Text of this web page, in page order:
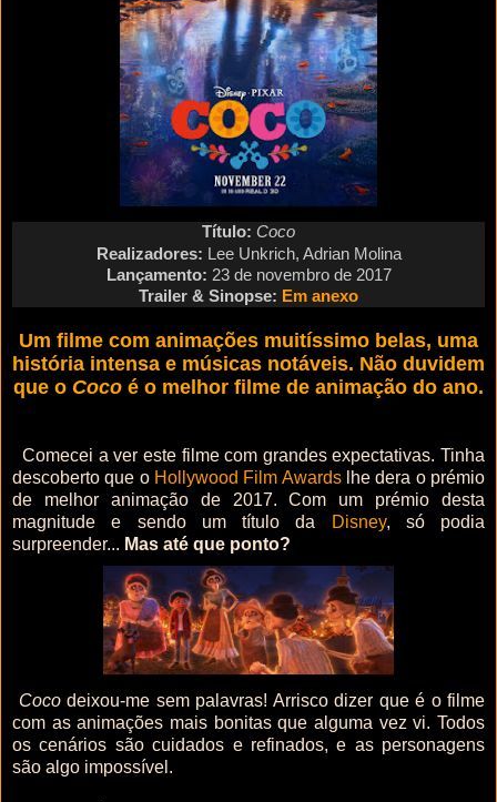
Título: Coco
Realizadores: Lee Unkrich, Adrian Molina
Lançamento: 23 de novembro de 2017
Trailer & Sinopse: Em anexo
Um filme com animações muitíssimo belas, uma
história intensa e músicas notáveis. Não duvidem
que o Coco é o melhor filme de animação do ano.
Comecei a ver este filme com grandes expectativas. Tinha
descoberto que o Hollywood Film Awards lhe dera o prémio
de melhor animação de 2017. Com um prémio desta
magnitude e sendo um título da
Disney, só podia
surpreender... Mas até que ponto?
Cocodeixou-me sem palavras! Arrisco dizer que é o filme
com as animações mais bonitas que alguma vez vi. Todos
os cenários são cuidados e refinados, e as personagens
são algo impossível.